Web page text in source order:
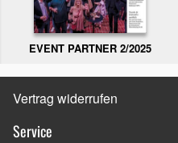
EVENT PARTNER 2/2025
Vertrag widerrufen
Service